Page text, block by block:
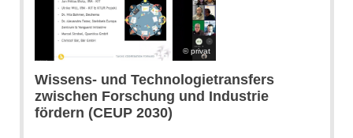
privat
Wissens- und Technologietransfers
zwischen Forschung und Industrie
fördern (CEUP 2030)